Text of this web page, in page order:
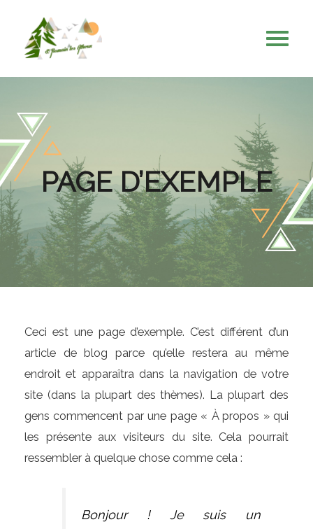
PAGE D’EXEMPLE
Ceci est une page d’exemple. C’est différent d’un
article de blog parce qu’elle restera au même
endroit et apparaîtra dans la navigation de votre
site (dans la plupart des thèmes). La plupart des
gens commencent par une page « À propos » qui
les présente aux visiteurs du site. Cela pourrait
ressembler à quelque chose comme cela :
Bonjour ! Je suis un